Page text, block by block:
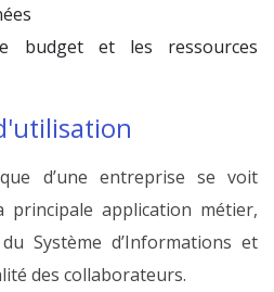
budget et les ressources
d’une entreprise se voit
application métier,
Système d’Informations et
des collaborateurs.